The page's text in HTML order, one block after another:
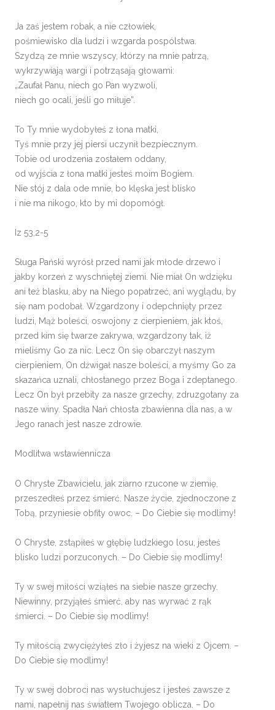
Ja zaś jestem robak, a nie człowiek,
pośmiewisko dla ludzi i wzgarda pospólstwa.
Szydzą ze mnie wszyscy, którzy na mnie patrzą,
wykrzywiają wargi i potrząsają głowami:
„Zaufał Panu, niech go Pan wyzwoli,
niech go ocali, jeśli go miłuje”.
To Ty mnie wydobyłeś z łona matki,
Tyś mnie przy jej piersi uczynił bezpiecznym.
Tobie od urodzenia zostałem oddany,
od wyjścia z łona matki jesteś moim Bogiem.
Nie stój z dala ode mnie, bo klęska jest blisko
i nie ma nikogo, kto by mi dopomógł.
Iz 53,2-5
Sługa Pański wyrósł przed nami jak młode drzewo i
jakby korzeń z wyschniętej ziemi. Nie miał On wdzięku
ani też blasku, aby na Niego popatrzeć, ani wyglądu, by
się nam podobał. Wzgardzony i odepchnięty przez
ludzi, Mąż boleści, oswojony z cierpieniem, jak ktoś,
przed kim się twarze zakrywa, wzgardzony tak, iż
mieliśmy Go za nic. Lecz On się obarczył naszym
cierpieniem, On dźwigał nasze boleści, a myśmy Go za
skazańca uznali, chłostanego przez Boga i zdeptanego.
Lecz On był przebity za nasze grzechy, zdruzgotany za
nasze winy. Spadła Nań chłosta zbawienna dla nas, a w
Jego ranach jest nasze zdrowie.
Modlitwa wstawiennicza
O Chryste Zbawicielu, jak ziarno rzucone w ziemię,
przeszedłeś przez śmierć. Nasze życie, zjednoczone z
Tobą, przyniesie obfity owoc. – Do Ciebie się modlimy!
O Chryste, zstąpiłeś w głębię ludzkiego losu, jesteś
blisko ludzi porzuconych. – Do Ciebie się modlimy!
Ty w swej miłości wziąłeś na siebie nasze grzechy.
Niewinny, przyjąłeś śmierć, aby nas wyrwać z rąk
śmierci. – Do Ciebie się modlimy!
Ty miłością zwyciężyłeś zło i żyjesz na wieki z Ojcem. –
Do Ciebie się modlimy!
Ty w swej dobroci nas wysłuchujesz i jesteś zawsze z
nami, napełnij nas światłem Twojego oblicza. – Do